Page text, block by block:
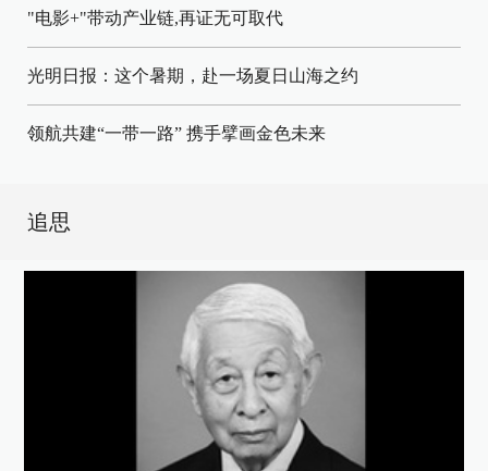
"电影+"带动产业链,再证无可取代
光明日报：这个暑期，赴一场夏日山海之约
领航共建“一带一路” 携手擘画金色未来
追思